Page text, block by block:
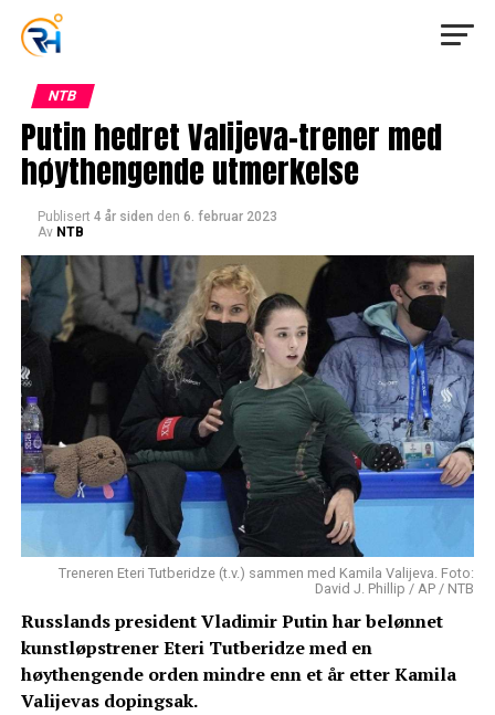
NTB
Putin hedret Valijeva-trener med
høythengende utmerkelse
Publisert 4 år siden den 6. februar 2023
Av NTB
Treneren Eteri Tutberidze (t.v.) sammen med Kamila Valijeva. Foto:
David J. Phillip / AP / NTB
Russlands president Vladimir Putin har belønnet
kunstløpstrener Eteri Tutberidze med en
høythengende orden mindre enn et år etter Kamila
Valijevas dopingsak.